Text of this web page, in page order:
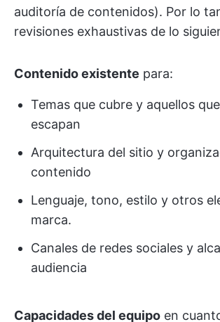
auditoría de contenidos). Por lo
revisiones exhaustivas de lo
Contenido existente para:
Temas que cubre y aquellos
escapan
Arquitectura del sitio y
contenido
Lenguaje, tono, estilo y otros
marca.
Canales de redes sociales y
audiencia
Capacidades del equipo en